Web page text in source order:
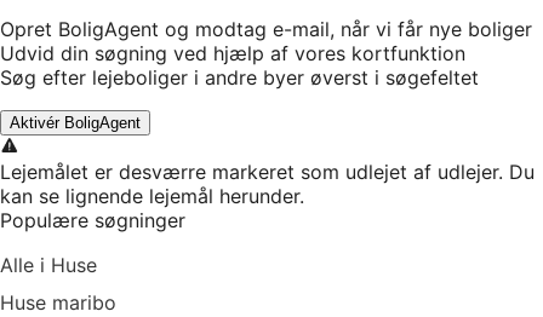
Opret BoligAgent og modtag e-mail, når vi får nye boliger
Udvid din søgning ved hjælp af vores kortfunktion
Søg efter lejeboliger i andre byer øverst i søgefeltet
Aktivér BoligAgent
Lejemålet er desværre markeret som udlejet af udlejer. Du
kan se lignende lejemål herunder.
Populære søgninger
Alle i Huse
Huse maribo